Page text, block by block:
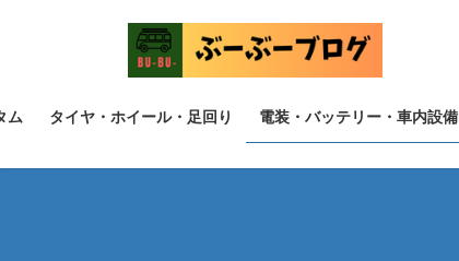
ツ
ス
シ
ン
ム タイヤ・ホイール・足回り 電装・バッテリー・車内設備